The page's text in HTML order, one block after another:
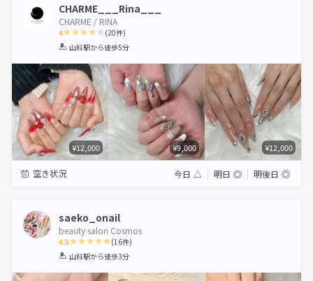
CHARME___Rina___
CHARME / RINA
4
1 2 3 4 5
(20件)
山科駅から徒歩5分
¥12,000 ¥9,000 ¥12,000
空き状況 今日 △ 明日 ◎ 明後日 ◎
saeko_onail
beauty salon Cosmos
4.5
1 2 3 4 5
(16件)
山科駅から徒歩3分